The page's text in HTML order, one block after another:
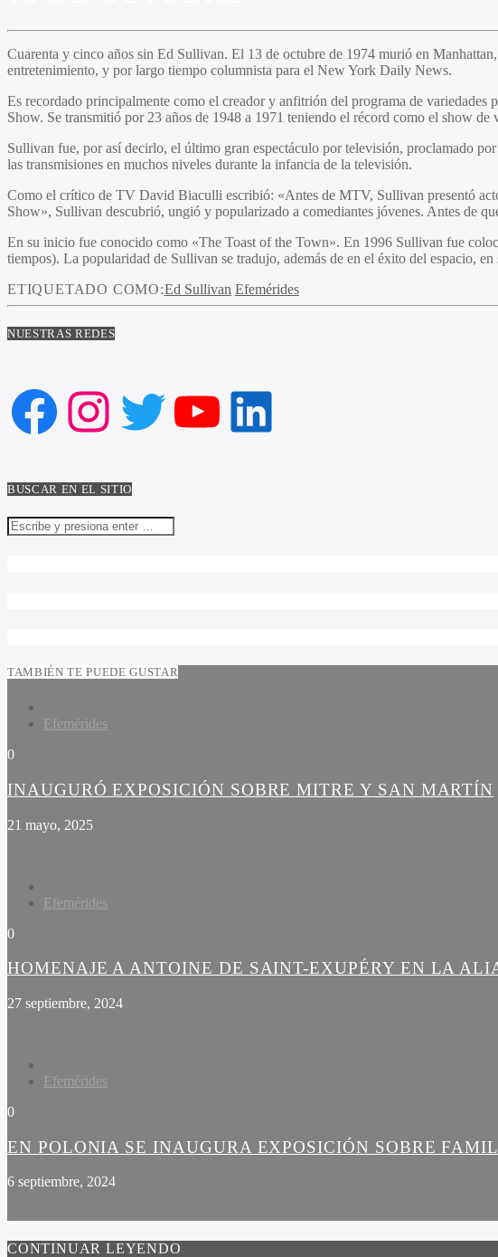
Cuarenta y cinco años sin Ed Sullivan. El 13 de octubre de 1974 murió en
entretenimiento, y por largo tiempo columnista para el New York Daily News.
Es recordado principalmente como el creador y anfitrión del programa de
Show. Se transmitió por 23 años de 1948 a 1971 teniendo el récord como el show
Sullivan fue, por así decirlo, el último gran espectáculo por televisión, proclamado
las transmisiones en muchos niveles durante la infancia de la televisión.
Como el crítico de TV David Biaculli escribió: «Antes de MTV, Sullivan presentó
Show», Sullivan descubrió, ungió y popularizado a comediantes jóvenes. Antes de
En su inicio fue conocido como «The Toast of the Town». En 1996 Sullivan fue
tiempos). La popularidad de Sullivan se tradujo, además de en el éxito del espacio,
ETIQUETADO COMO:Ed Sullivan Efemérides
NUESTRAS REDES
Facebook
Instagram
Twitter
YouTube
LinkedIn
BUSCAR EN EL SITIO
TAMBIÉN TE PUEDE GUSTAR
Efemérides
0
INAUGURÓ EXPOSICIÓN SOBRE MITRE Y SAN MARTÍN
21 mayo, 2025
Efemérides
0
HOMENAJE A ANTOINE DE SAINT-EXUPÉRY EN LA
27 septiembre, 2024
Efemérides
0
EN POLONIA SE INAUGURA EXPOSICIÓN SOBRE
6 septiembre, 2024
CONTINUAR LEYENDO